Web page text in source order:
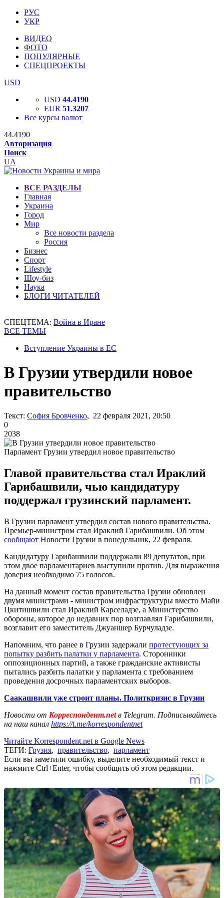
РУС
УКР
ВИДЕО
ФОТО
ПОПУЛЯРНЫЕ
СПЕЦПРОЕКТЫ
USD
USD 44.4190
EUR 51.3207
Все курсы валют
44.4190
Авторизация
Поиск
UA
ВСЕ РАЗДЕЛЫ
Главная
Украина
Город
Мир
Все новости раздела
Россия
Бизнес
Спорт
Lifestyle
Шоу-биз
Наука
БЛОГИ ЧИТАТЕЛЕЙ
СПЕЦТЕМА: Война в Иране
ВСЕ ТЕМЫ
Вступление Украины в ЕС
В Грузии утвердили новое
правительство
Текст: София Бровченко, 22 февраля 2021, 20:50
0
2038
Парламент Грузии утвердил новое правительство
Главой правительства стал Ираклий
Гарибашвили, чью кандидатуру
поддержал грузинский парламент.
В Грузии парламент утвердил состав нового правительства.
Премьер-министром стал Ираклий Гарибашвили. Об этом
сообщают Новости Грузии в понедельник, 22 февраля.
Кандидатуру Гарибашвили поддержали 89 депутатов, при
этом двое парламентариев выступили против. Для выражения
доверия необходимо 75 голосов.
На данный момент состав правительства Грузии обновлен
двумя министрами - министром инфраструктуры вместо Майи
Цкитишвили стал Ираклий Карселадзе, а Министерство
обороны, которое до недавних пор возглавлял Гарибашвили,
возглавит его заместитель Джуаншер Бурчуладзе.
Напомним, что ранее в Грузии задержали протестующих за
попытку разбить палатки у парламента. Сторонники
оппозиционных партий, а также гражданские активисты
пытались разбить палатки у парламента с требованием
проведения досрочных парламентских выборов.
Саакашвили уже строит планы. Политкризис в Грузии
Новости от Корреспондент.netв Telegram. Подписывайтесь
на наш канал https://t.me/korrespondentnet
Читайте Korrespondent.net в Google News
ТЕГИ: Грузия, правительство, парламент
Если вы заметили ошибку, выделите необходимый текст и
нажмите Ctrl+Enter, чтобы сообщить об этом редакции.